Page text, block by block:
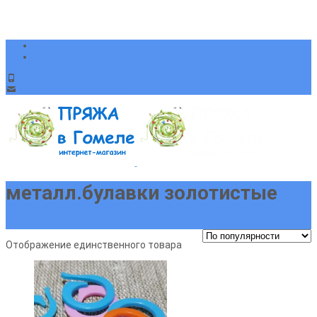
металл.булавки золотистые
Отображение единственного товара